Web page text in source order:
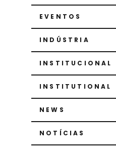
EVENTOS
INDÚSTRIA
INSTITUCIONAL
INSTITUTIONAL
NEWS
NOTÍCIAS